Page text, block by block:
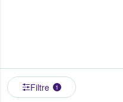
Filtre 1